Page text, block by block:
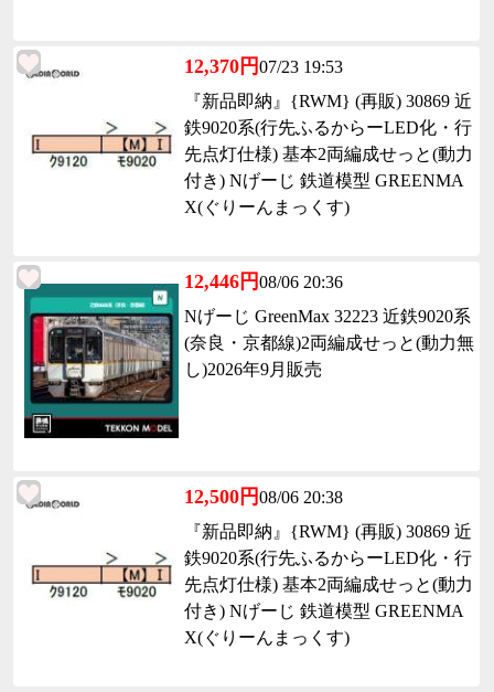
12,370円07/23 19:53
『新品即納』{RWM} (再販) 30869 近
鉄9020系(行先ふるからーLED化・行
先点灯仕様) 基本2両編成せっと(動力
付き) Nげーじ 鉄道模型 GREENMA
X(ぐりーんまっくす)
12,446円08/06 20:36
Nげーじ GreenMax 32223 近鉄9020系
(奈良・京都線)2両編成せっと(動力無
し)2026年9月販売
12,500円08/06 20:38
『新品即納』{RWM} (再販) 30869 近
鉄9020系(行先ふるからーLED化・行
先点灯仕様) 基本2両編成せっと(動力
付き) Nげーじ 鉄道模型 GREENMA
X(ぐりーんまっくす)